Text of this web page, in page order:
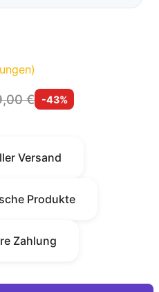
€ -43%
Versand
Produkte
Zahlung